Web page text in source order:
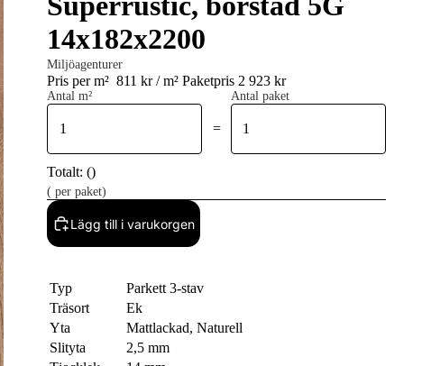
14x182x2200
Miljöagenturer
Pris per m² 811 kr / m² Paketpris 2 923 kr
Antal m²
=
Antal paket
Totalt: ()
( per paket)
Lägg till i varukorgen
Typ
Parkett 3-stav
Träsort
Ek
Yta
Mattlackad, Naturell
Slityta
2,5 mm